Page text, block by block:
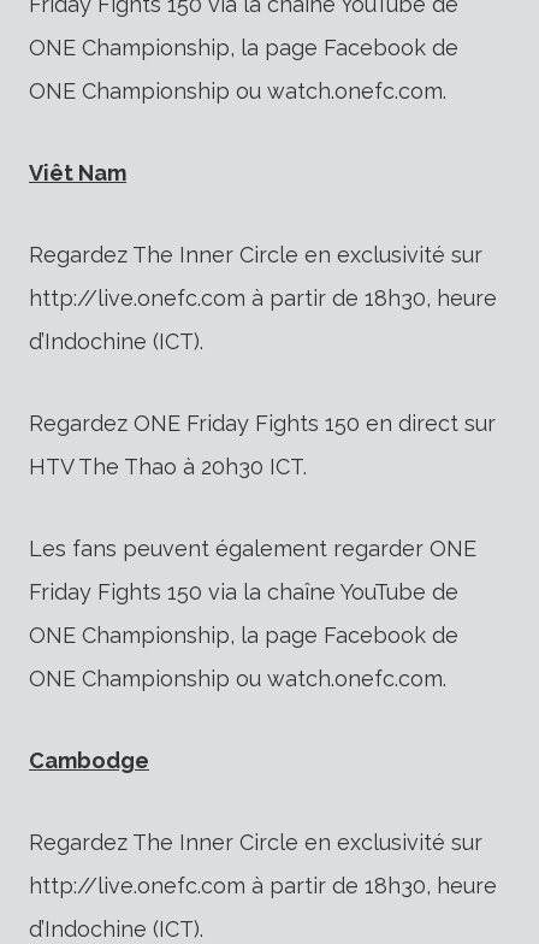
ONE Championship, la page Facebook de
ONE Championship ou watch.onefc.com.
Viêt Nam
Regardez The Inner Circle en exclusivité sur
http://live.onefc.com à partir de 18h30, heure
d’Indochine (ICT).
Regardez ONE Friday Fights 150 en direct sur
HTV The Thao à 20h30 ICT.
Les fans peuvent également regarder ONE
Friday Fights 150 via la chaîne YouTube de
ONE Championship, la page Facebook de
ONE Championship ou watch.onefc.com.
Cambodge
Regardez The Inner Circle en exclusivité sur
http://live.onefc.com à partir de 18h30, heure
d’Indochine (ICT).